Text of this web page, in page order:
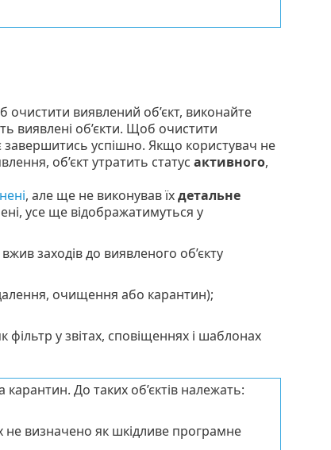
виявлений об’єкт, виконайте
виявлені об’єкти. Щоб очистити
завершитись успішно. Якщо користувач не
об’єкт утратить статус активного,
, але ще не виконував їхдетальне
усе ще відображатимуться у
заходів до виявленого об’єкту
очищення або карантин);
фільтр у звітах, сповіщеннях і шаблонах
До таких об’єктів належать:
не визначено як шкідливе програмне